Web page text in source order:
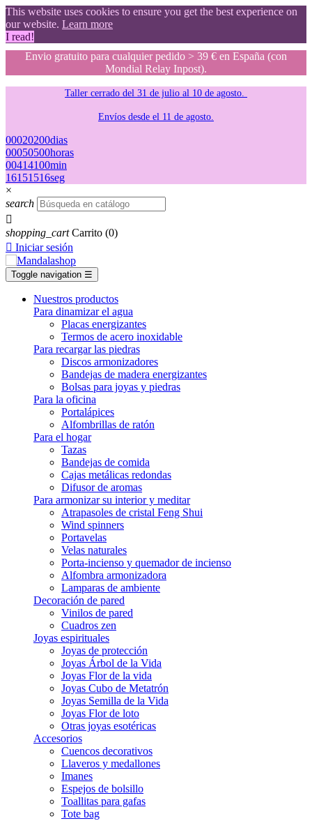
This website uses cookies to ensure you get the best experience on
our website. Learn more
I read!
Envio gratuito para cualquier pedido > 39 € en España (con
Mondial Relay Inpost).
Taller cerrado del 31 de julio al 10 de agosto.
Envíos desde el 11 de agosto.
00020200dias
00050500horas
00414100min
15141415seg
×
search

shopping_cart Carrito (0)
 Iniciar sesión
Toggle navigation ☰
Nuestros productos
Para dinamizar el agua
Placas energizantes
Termos de acero inoxidable
Para recargar las piedras
Discos armonizadores
Bandejas de madera energizantes
Bolsas para joyas y piedras
Para la oficina
Portalápices
Alfombrillas de ratón
Para el hogar
Tazas
Bandejas de comida
Cajas metálicas redondas
Difusor de aromas
Para armonizar su interior y meditar
Atrapasoles de cristal Feng Shui
Wind spinners
Portavelas
Velas naturales
Porta-incienso y quemador de incienso
Alfombra armonizadora
Lamparas de ambiente
Decoración de pared
Vinilos de pared
Cuadros zen
Joyas espirituales
Joyas de protección
Joyas Árbol de la Vida
Joyas Flor de la vida
Joyas Cubo de Metatrón
Joyas Semilla de la Vida
Joyas Flor de loto
Otras joyas esotéricas
Accesorios
Cuencos decorativos
Llaveros y medallones
Imanes
Espejos de bolsillo
Toallitas para gafas
Tote bag